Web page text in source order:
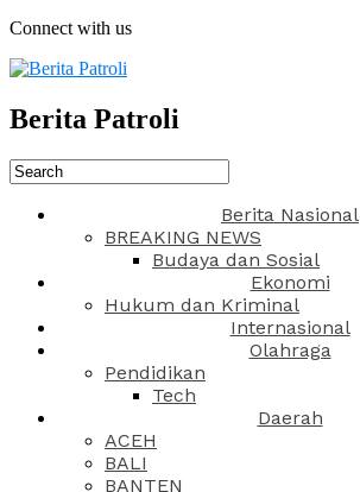
Connect with us
Berita Patroli
Berita Nasional
BREAKING NEWS
Budaya dan Sosial
Ekonomi
Hukum dan Kriminal
Internasional
Olahraga
Pendidikan
Tech
Daerah
ACEH
BALI
BANTEN